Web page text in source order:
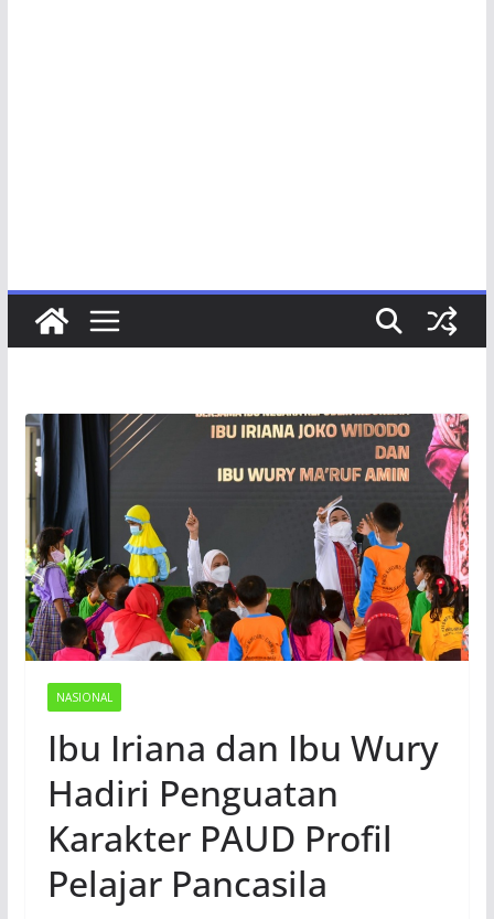
NASIONAL
Ibu Iriana dan Ibu Wury
Hadiri Penguatan
Karakter PAUD Profil
Pelajar Pancasila